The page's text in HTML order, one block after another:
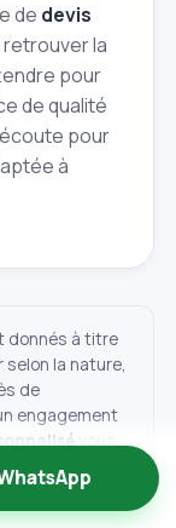
de devis
la
pour
de qualité
pour
à
donnés à titre
la nature,
de
engagement
vous
—
adapté à